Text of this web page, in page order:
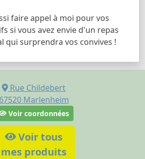
faire appel à moi pour vos
si vous avez envie d'un repas
qui surprendra vos convives !
Rue Childebert
67520 Marlenheim
Voir coordonnées
Voir tous
mes produits